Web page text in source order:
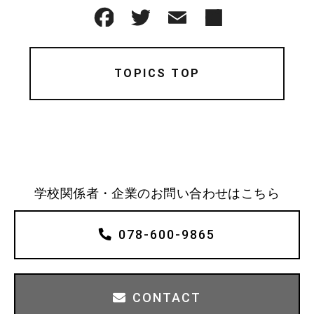
TOPICS TOP
学校関係者・企業のお問い合わせはこちら
078-600-9865
CONTACT